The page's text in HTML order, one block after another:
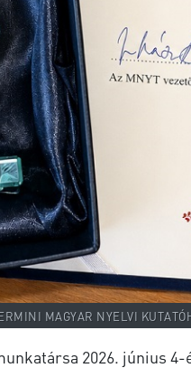
MAGYAR NYELVI
2026. június 4-